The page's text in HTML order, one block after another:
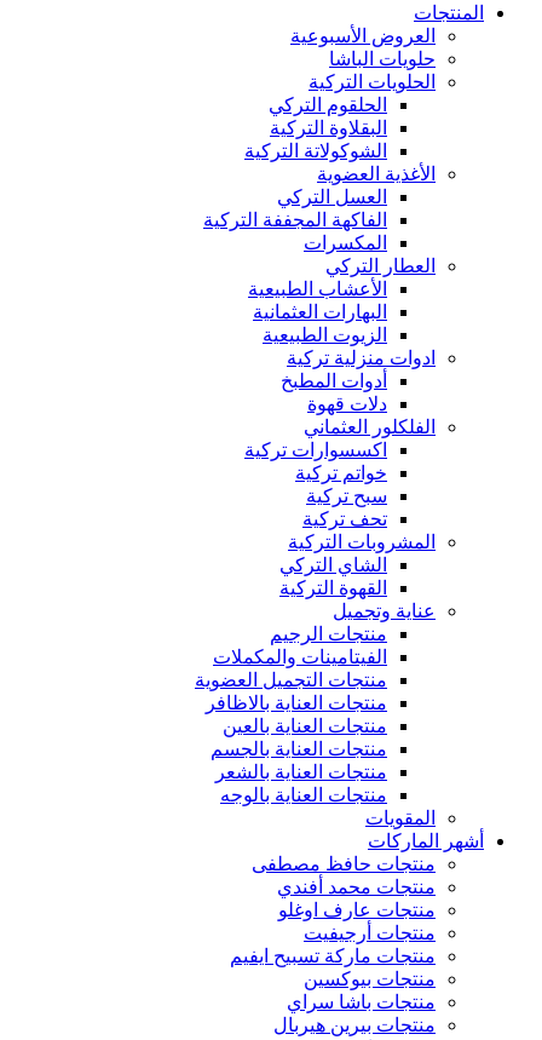
المنتجات
العروض الأسبوعية
حلويات الباشا
الحلويات التركية
الحلقوم التركي
البقلاوة التركية
الشوكولاتة التركية
الأغذية العضوية
العسل التركي
الفاكهة المجففة التركية
المكسرات
العطار التركي
الأعشاب الطبيعية
البهارات العثمانية
الزيوت الطبيعية
ادوات منزلية تركية
أدوات المطبخ
دلات قهوة
الفلكلور العثماني
اكسسوارات تركية
خواتم تركية
سبح تركية
تحف تركية
المشروبات التركية
الشاي التركي
القهوة التركية
عناية وتجميل
منتجات الرجيم
الفيتامينات والمكملات
منتجات التجميل العضوية
منتجات العناية بالاظافر
منتجات العناية بالعين
منتجات العناية بالجسم
منتجات العناية بالشعر
منتجات العناية بالوجه
المقويات
أشهر الماركات
منتجات حافظ مصطفى
منتجات محمد أفندي
منتجات عارف اوغلو
منتجات أرجيفيت
منتجات ماركة تسبيح ايفيم
منتجات بيوكسين
منتجات باشا سراي
منتجات بيرين هيربال